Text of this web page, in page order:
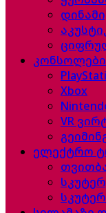
კონსოლები
Xbox
VR
ელექტრო